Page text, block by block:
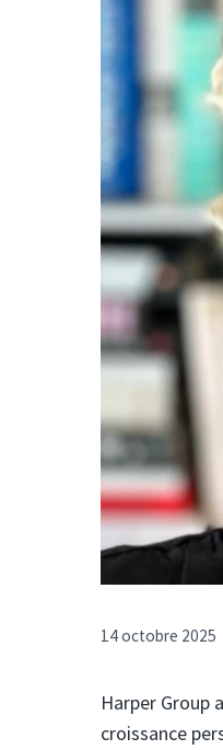
14 octobre 2025
Harper Group
croissance